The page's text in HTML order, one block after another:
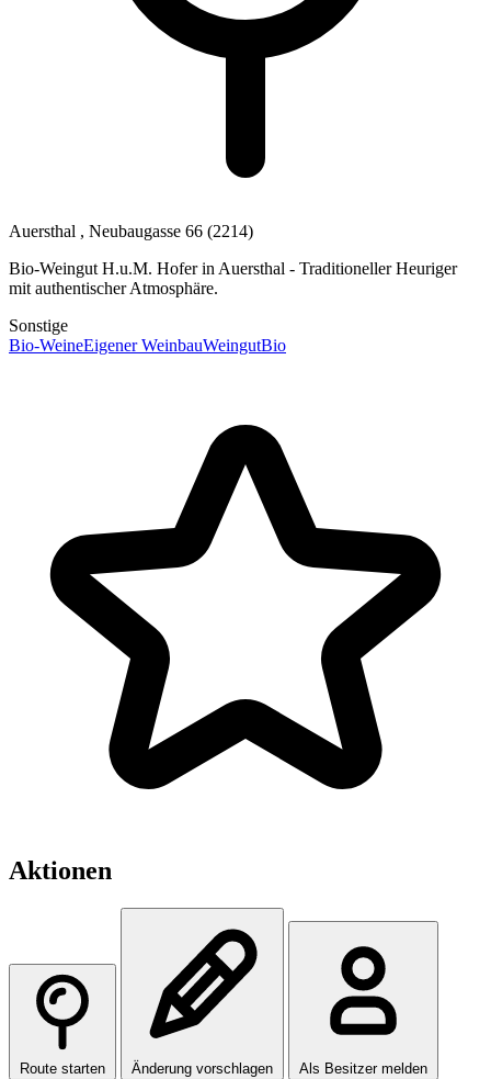
Auersthal , Neubaugasse 66 (2214)
Bio-Weingut H.u.M. Hofer in Auersthal - Traditioneller Heuriger
mit authentischer Atmosphäre.
Sonstige
Bio-WeineEigener WeinbauWeingutBio
Aktionen
Route starten Änderung vorschlagen Als Besitzer melden